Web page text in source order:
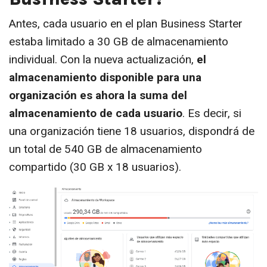
Antes, cada usuario en el plan Business Starter
estaba limitado a 30 GB de almacenamiento
individual. Con la nueva actualización, el
almacenamiento disponible para una
organización es ahora la suma del
almacenamiento de cada usuario. Es decir, si
una organización tiene 18 usuarios, dispondrá de
un total de 540 GB de almacenamiento
compartido (30 GB x 18 usuarios).